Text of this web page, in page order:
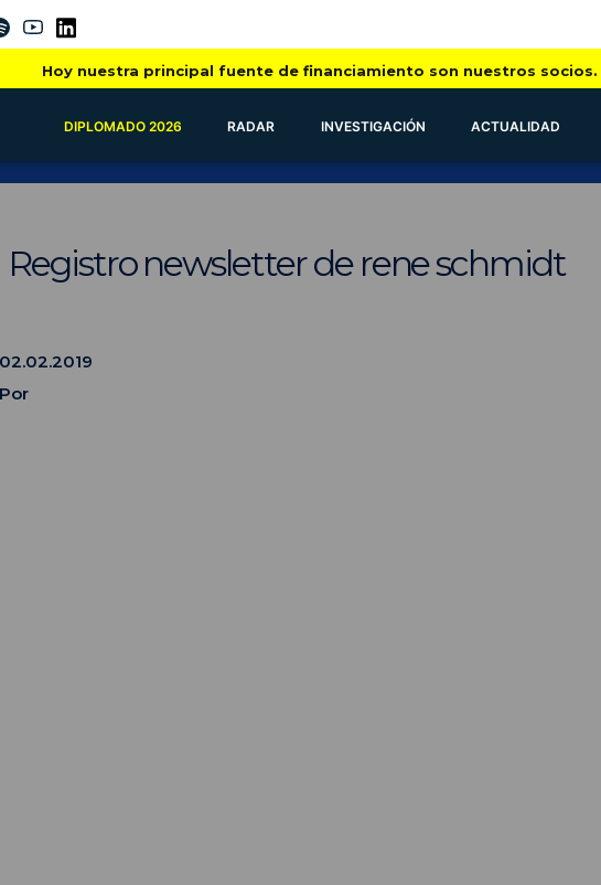
Hoy nuestra principal fuente de financiamiento son nuestros socios.
DIPLOMADO 2026 RADAR INVESTIGACIÓN ACTUALIDAD
Registro newsletter de rene schmidt
02.02.2019
Por